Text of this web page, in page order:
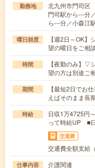
勤務地
北九州市門司区
門司駅から---分
ら---分／小森江
曜日頻度
【週2日～OK
望の曜日をご相
時間
【夜勤のみ】▽
望の方は別途ご
期間
【最短2日でお
えばそのまま長
時給
日収1万4725円
って時給UP ■
交通費
交通費全額支給
仕事内容
介護関連